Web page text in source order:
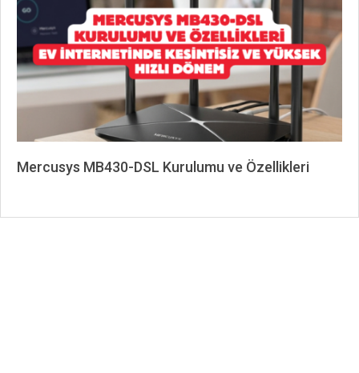
Mercusys MB430-DSL Kurulumu ve Özellikleri